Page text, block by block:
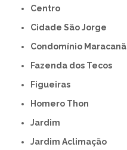
Centro
Cidade São Jorge
Condomínio Maracanã
Fazenda dos Tecos
Figueiras
Homero Thon
Jardim
Jardim Aclimação